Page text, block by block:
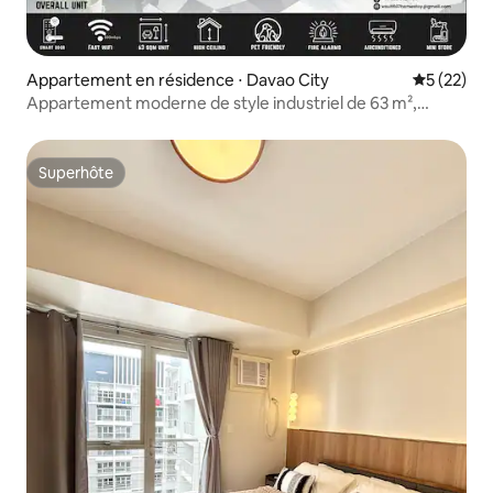
Appartement en résidence ⋅ Davao City
5 (22)
Appartement moderne de style industriel de 63 m²,
Superhôte
Superhôte